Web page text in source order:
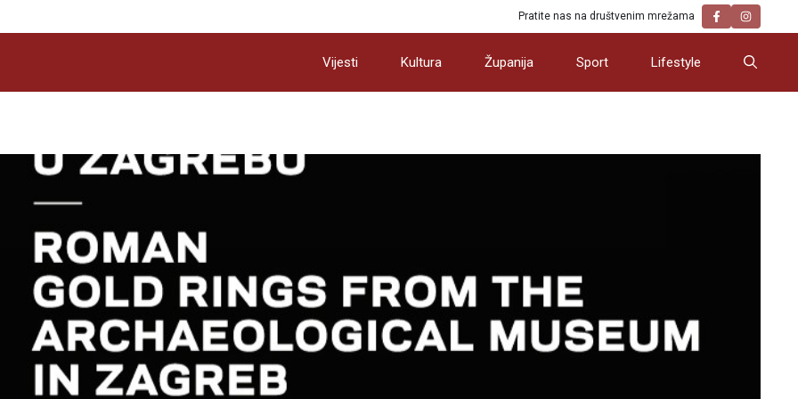
Pratite nas na društvenim mrežama
Vijesti Kultura Županija Sport Lifestyle